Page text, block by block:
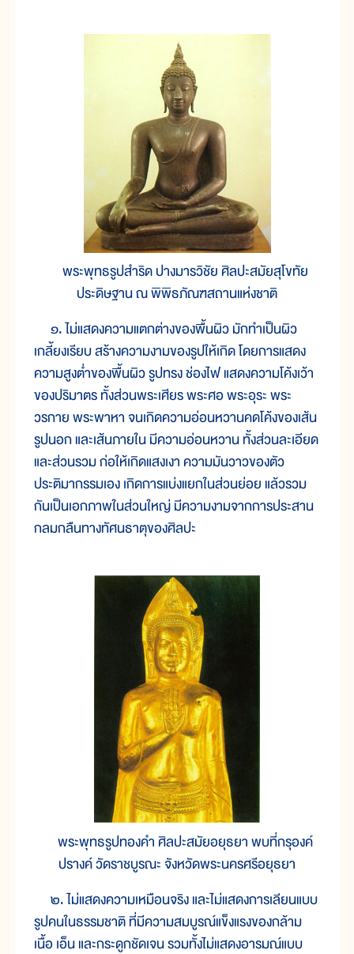
พระพุทธรูปสำริด ปางมารวิชัย ศิลปะสมัยสุโขทัย
ประดิษฐาน ณ พิพิธภัณฑสถานแห่งชาติ
๑. ไม่แสดงความแตกต่างของพื้นผิว มักทำเป็นผิว
เกลี้ยงเรียบ สร้างความงามของรูปให้เกิด โดยการแสดง
ความสูงต่ำของพื้นผิว รูปทรง ช่องไฟ แสดงความโค้งเว้า
ของปริมาตร ทั้งส่วนพระเศียร พระศอ พระอุระ พระ
วรกาย พระพาหา จนเกิดความอ่อนหวานคดโค้งของเส้น
รูปนอก และเส้นภายใน มีความอ่อนหวาน ทั้งส่วนละเอียด
และส่วนรวม ก่อให้เกิดแสงเงา ความมันวาวของตัว
ประติมากรรมเอง เกิดการแบ่งแยกในส่วนย่อย แล้วรวม
กันเป็นเอกภาพในส่วนใหญ่ มีความงามจากการประสาน
กลมกลืนทางทัศนธาตุของศิลปะ
พระพุทธรูปทองคำ ศิลปะสมัยอยุธยา พบที่กรุองค์
ปรางค์ วัดราชบูรณะ จังหวัดพระนครศรีอยุธยา
๒. ไม่แสดงความเหมือนจริง และไม่แสดงการเลียนแบบ
รูปคนในธรรมชาติ ที่มีความสมบูรณ์แข็งแรงของกล้าม
เนื้อ เอ็น และกระดูกชัดเจน รวมทั้งไม่แสดงอารมณ์แบบ